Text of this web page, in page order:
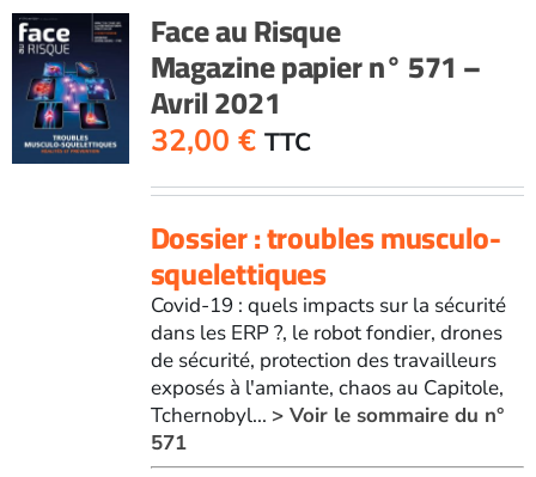
570
-
Mars
Face au Risque
Magazine papier n° 571 –
Avril 2021
32,00 € TTC
Dossier : troubles musculo-
squelettiques
Covid-19 : quels impacts sur la sécurité
dans les ERP ?, le robot fondier, drones
de sécurité, protection des travailleurs
exposés à l'amiante, chaos au Capitole,
Tchernobyl... > Voir le sommaire du n°
571